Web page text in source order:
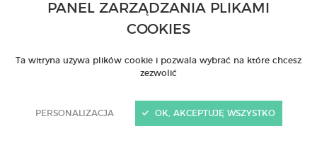
PANEL ZARZĄDZANIA PLIKAMI
COOKIES
Ta witryna używa plików cookie i pozwala wybrać na które chcesz
zezwolić
PERSONALIZACJA OK, AKCEPTUJĘ WSZYSTKO